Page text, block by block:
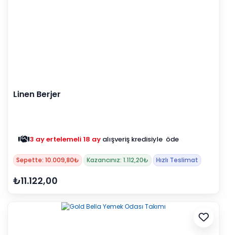
Linen Berjer
3 ay ertelemeli 18 ay alışveriş kredisiyle öde
Sepette: 10.009,80₺ Kazancınız: 1.112,20₺ Hızlı Teslimat
₺11.122,00